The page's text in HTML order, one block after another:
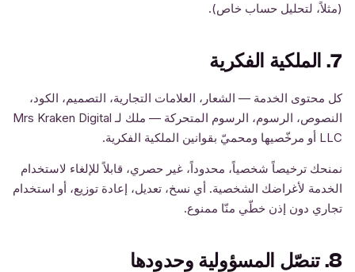
(مثلاً، لتحليل حساب خاص).
7. الملكية الفكرية
كل محتوى الخدمة — الشعار، العلامات التجارية، التصميم، الكود،
النصوص، الرسوم، الرسوم المتحركة — ملك لـ Mrs Kraken Digital
LLC أو مرخّصيها ومحميّ بقوانين الملكية الفكرية.
نمنحك ترخيصاً شخصياً، محدوداً، غير حصري، قابلاً للإلغاء لاستخدام
الخدمة لأغراضك الشخصية. أي نسخ، تعديل، إعادة توزيع، أو استخدام
تجاري دون إذن خطّي منّا ممنوع.
8. تنصّل المسؤولية وحدودها